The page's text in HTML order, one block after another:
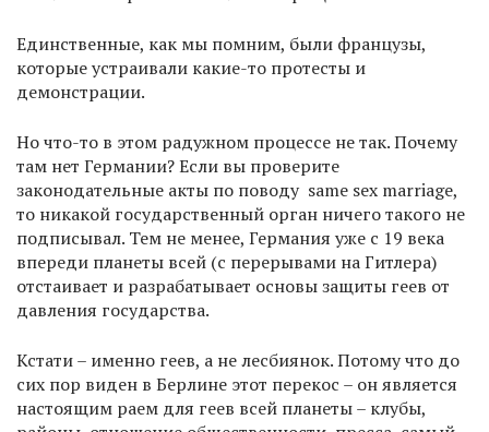
Единственные, как мы помним, были французы,
которые устраивали какие-то протесты и
демонстрации.
Но что-то в этом радужном процессе не так. Почему
там нет Германии? Если вы проверите
законодательные акты по поводу same sex marriage,
то никакой государственный орган ничего такого не
подписывал. Тем не менее, Германия уже с 19 века
впереди планеты всей (с перерывами на Гитлера)
отстаивает и разрабатывает основы защиты геев от
давления государства.
Кстати – именно геев, а не лесбиянок. Потому что до
сих пор виден в Берлине этот перекос – он является
настоящим раем для геев всей планеты – клубы,